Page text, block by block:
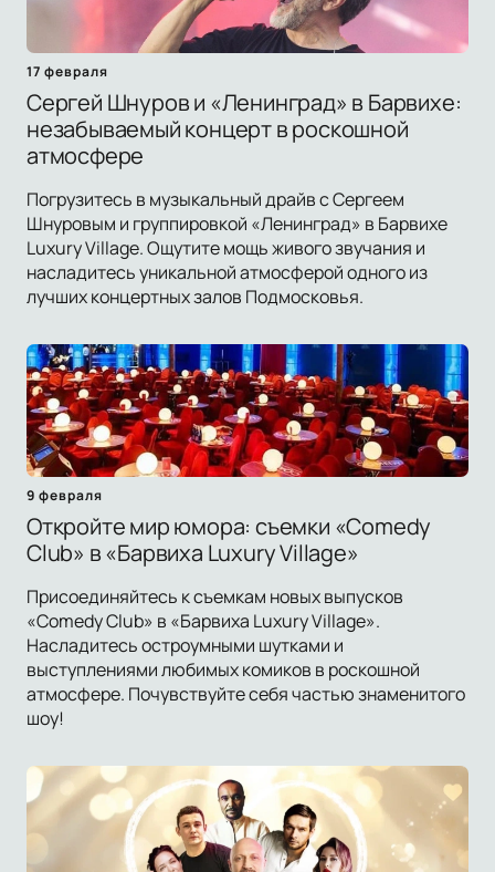
17 февраля
Сергей Шнуров и «Ленинград» в Барвихе:
незабываемый концерт в роскошной
атмосфере
Погрузитесь в музыкальный драйв с Сергеем
Шнуровым и группировкой «Ленинград» в Барвихе
Luxury Village. Ощутите мощь живого звучания и
насладитесь уникальной атмосферой одного из
лучших концертных залов Подмосковья.
9 февраля
Откройте мир юмора: съемки «Comedy
Club» в «Барвиха Luxury Village»
Присоединяйтесь к съемкам новых выпусков
«Comedy Club» в «Барвиха Luxury Village».
Насладитесь остроумными шутками и
выступлениями любимых комиков в роскошной
атмосфере. Почувствуйте себя частью знаменитого
шоу!